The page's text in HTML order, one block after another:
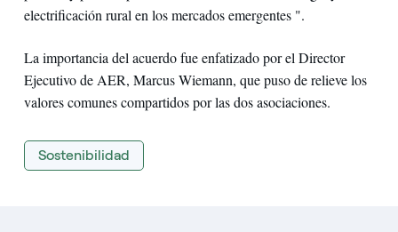
electrificación rural en los mercados emergentes ".
La importancia del acuerdo fue enfatizado por el Director
Ejecutivo de AER, Marcus Wiemann, que puso de relieve los
valores comunes compartidos por las dos asociaciones.
Sostenibilidad